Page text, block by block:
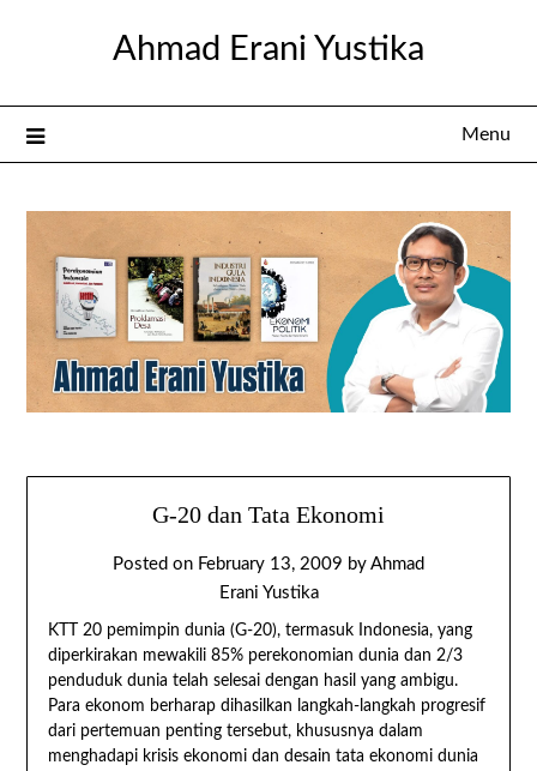
Ahmad Erani Yustika
Menu
G-20 dan Tata Ekonomi
Posted on February 13, 2009 by Ahmad
Erani Yustika
KTT 20 pemimpin dunia (G-20), termasuk Indonesia, yang
diperkirakan mewakili 85% perekonomian dunia dan 2/3
penduduk dunia telah selesai dengan hasil yang ambigu.
Para ekonom berharap dihasilkan langkah-langkah progresif
dari pertemuan penting tersebut, khususnya dalam
menghadapi krisis ekonomi dan desain tata ekonomi dunia